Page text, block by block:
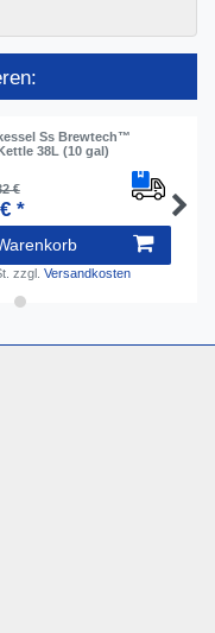
Ss Brewtech™
38L (10 gal)
€
*
zzgl. Versandkosten